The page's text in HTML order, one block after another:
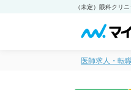
医師求人・転